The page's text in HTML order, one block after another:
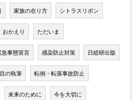
家族の在り方 シトラスリボン
おかえり ただいま
急事態宣言 感染防止対策 日総研出版
の執筆 転倒・転落事故防止
未来のために 今を大切に